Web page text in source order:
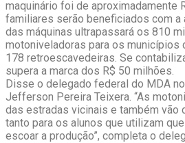
maquinário foi de aproximadamente
familiares serão beneficiados com a
das máquinas ultrapassará os 810
motoniveladoras para os municípios
178 retroescavedeiras. Se
supera a marca dos R$ 50 milhões.
Disse o delegado federal do MDA
Jefferson Pereira Teixera. “As
das estradas vicinais e também vão
tanto para os alunos que utilizam
escoar a produção”, completa o